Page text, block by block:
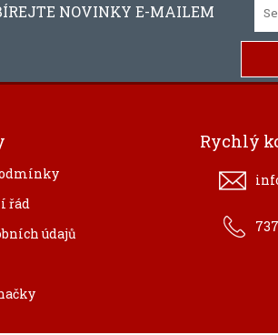
NOVINKY E-MAILEM
řád
údajů
Rychlý